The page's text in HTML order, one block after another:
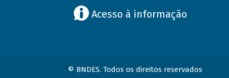
Acesso à informação
© BNDES. Todos os direitos reservados